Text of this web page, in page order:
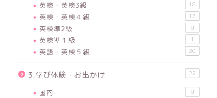
英検・英検3級 18
英検・英検４級 17
英検準2級 9
英検準１級 1
英語・英検５級 20
3.学び体験・お出かけ 22
国内 9